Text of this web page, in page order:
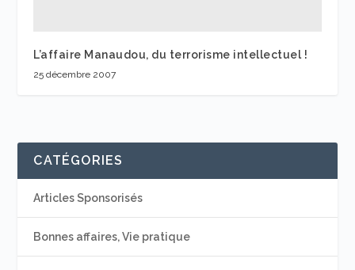
L’affaire Manaudou, du terrorisme intellectuel !
25 décembre 2007
CATÉGORIES
Articles Sponsorisés
Bonnes affaires, Vie pratique